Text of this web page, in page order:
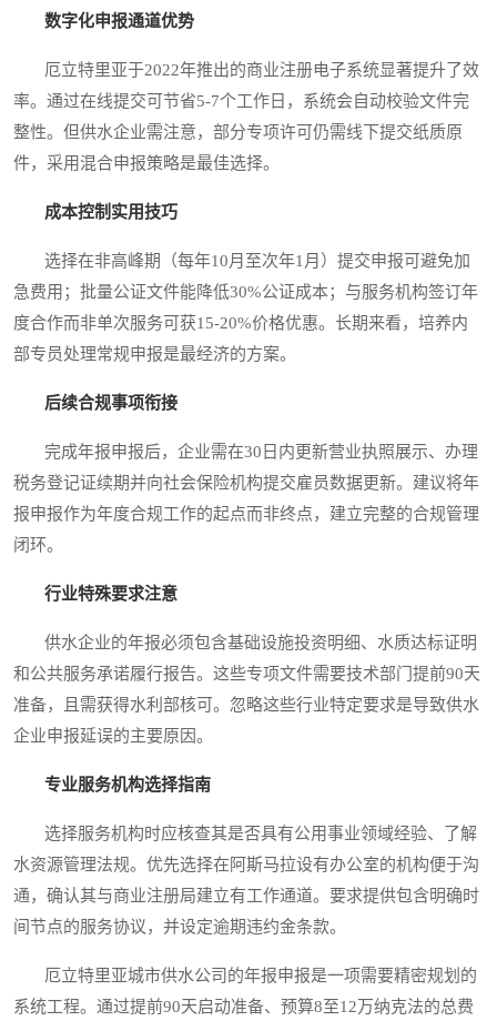
数字化申报通道优势
厄立特里亚于2022年推出的商业注册电子系统显著提升了效
率。通过在线提交可节省5-7个工作日，系统会自动校验文件完
整性。但供水企业需注意，部分专项许可仍需线下提交纸质原
件，采用混合申报策略是最佳选择。
成本控制实用技巧
选择在非高峰期（每年10月至次年1月）提交申报可避免加
急费用；批量公证文件能降低30%公证成本；与服务机构签订年
度合作而非单次服务可获15-20%价格优惠。长期来看，培养内
部专员处理常规申报是最经济的方案。
后续合规事项衔接
完成年报申报后，企业需在30日内更新营业执照展示、办理
税务登记证续期并向社会保险机构提交雇员数据更新。建议将年
报申报作为年度合规工作的起点而非终点，建立完整的合规管理
闭环。
行业特殊要求注意
供水企业的年报必须包含基础设施投资明细、水质达标证明
和公共服务承诺履行报告。这些专项文件需要技术部门提前90天
准备，且需获得水利部核可。忽略这些行业特定要求是导致供水
企业申报延误的主要原因。
专业服务机构选择指南
选择服务机构时应核查其是否具有公用事业领域经验、了解
水资源管理法规。优先选择在阿斯马拉设有办公室的机构便于沟
通，确认其与商业注册局建立有工作通道。要求提供包含明确时
间节点的服务协议，并设定逾期违约金条款。
厄立特里亚城市供水公司的年报申报是一项需要精密规划的
系统工程。通过提前90天启动准备、预算8至12万纳克法的总费